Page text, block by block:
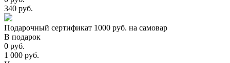
340 руб.
Подарочный сертификат 1000 руб. на самовар
В подарок
0 руб.
1 000 руб.